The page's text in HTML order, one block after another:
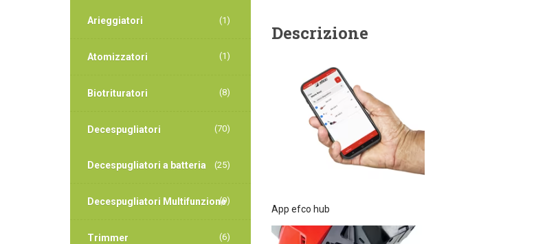
Descrizione
App efco hub
Arieggiatori (1)
Atomizzatori (1)
Biotrituratori (8)
Decespugliatori (70)
Decespugliatori a batteria (25)
Decespugliatori Multifunzione
(9)
Trimmer (6)